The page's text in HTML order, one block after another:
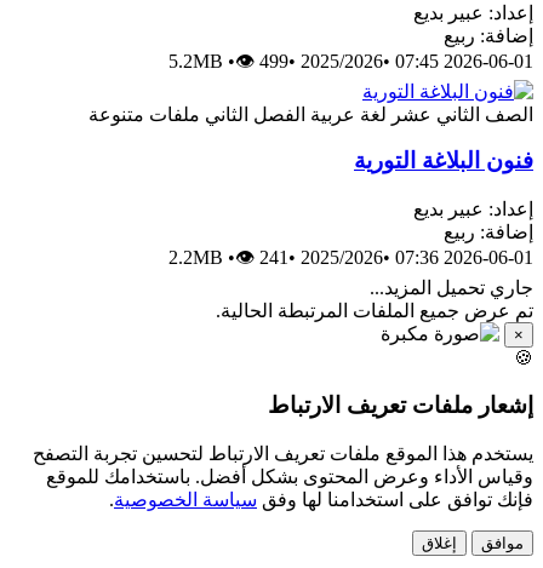
إعداد: عبير بديع
إضافة: ربيع
2026-06-01 07:45
•
2025/2026
•
5.2MB •👁 499
الصف الثاني عشر لغة عربية الفصل الثاني ملفات متنوعة
فنون البلاغة التورية
إعداد: عبير بديع
إضافة: ربيع
2026-06-01 07:36
•
2025/2026
•
2.2MB •👁 241
جاري تحميل المزيد...
تم عرض جميع الملفات المرتبطة الحالية.
×
🍪
إشعار ملفات تعريف الارتباط
يستخدم هذا الموقع ملفات تعريف الارتباط لتحسين تجربة التصفح
وقياس الأداء وعرض المحتوى بشكل أفضل. باستخدامك للموقع
فإنك توافق على استخدامنا لها وفق سياسة الخصوصية.
موافق إغلاق